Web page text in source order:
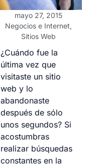
mayo 27, 2015
Negocios e Internet,
Sitios Web
¿Cuándo fue la
última vez que
visitaste un sitio
web y lo
abandonaste
después de sólo
unos segundos? Si
acostumbras
realizar búsquedas
constantes en la